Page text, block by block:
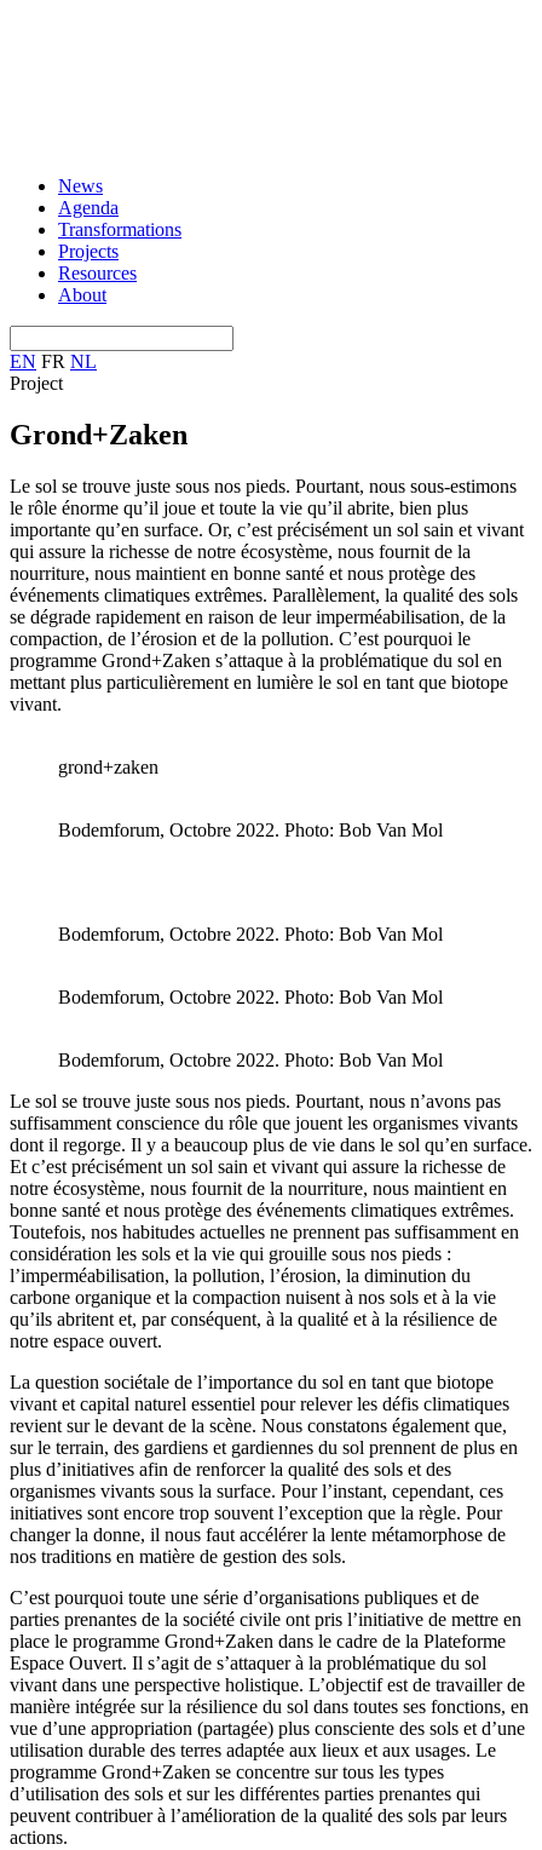
News
Agenda
Transformations
Projects
Resources
About
EN FR NL
Project
Grond+Zaken
Le sol se trouve juste sous nos pieds. Pourtant, nous sous-estimons
le rôle énorme qu’il joue et toute la vie qu’il abrite, bien plus
importante qu’en surface. Or, c’est précisément un sol sain et vivant
qui assure la richesse de notre écosystème, nous fournit de la
nourriture, nous maintient en bonne santé et nous protège des
événements climatiques extrêmes. Parallèlement, la qualité des sols
se dégrade rapidement en raison de leur imperméabilisation, de la
compaction, de l’érosion et de la pollution. C’est pourquoi le
programme Grond+Zaken s’attaque à la problématique du sol en
mettant plus particulièrement en lumière le sol en tant que biotope
vivant.
grond+zaken
Bodemforum, Octobre 2022. Photo: Bob Van Mol
Bodemforum, Octobre 2022. Photo: Bob Van Mol
Bodemforum, Octobre 2022. Photo: Bob Van Mol
Bodemforum, Octobre 2022. Photo: Bob Van Mol
Le sol se trouve juste sous nos pieds. Pourtant, nous n’avons pas
suffisamment conscience du rôle que jouent les organismes vivants
dont il regorge. Il y a beaucoup plus de vie dans le sol qu’en surface.
Et c’est précisément un sol sain et vivant qui assure la richesse de
notre écosystème, nous fournit de la nourriture, nous maintient en
bonne santé et nous protège des événements climatiques extrêmes.
Toutefois, nos habitudes actuelles ne prennent pas suffisamment en
considération les sols et la vie qui grouille sous nos pieds :
l’imperméabilisation, la pollution, l’érosion, la diminution du
carbone organique et la compaction nuisent à nos sols et à la vie
qu’ils abritent et, par conséquent, à la qualité et à la résilience de
notre espace ouvert.
La question sociétale de l’importance du sol en tant que biotope
vivant et capital naturel essentiel pour relever les défis climatiques
revient sur le devant de la scène. Nous constatons également que,
sur le terrain, des gardiens et gardiennes du sol prennent de plus en
plus d’initiatives afin de renforcer la qualité des sols et des
organismes vivants sous la surface. Pour l’instant, cependant, ces
initiatives sont encore trop souvent l’exception que la règle. Pour
changer la donne, il nous faut accélérer la lente métamorphose de
nos traditions en matière de gestion des sols.
C’est pourquoi toute une série d’organisations publiques et de
parties prenantes de la société civile ont pris l’initiative de mettre en
place le programme Grond+Zaken dans le cadre de la Plateforme
Espace Ouvert. Il s’agit de s’attaquer à la problématique du sol
vivant dans une perspective holistique. L’objectif est de travailler de
manière intégrée sur la résilience du sol dans toutes ses fonctions, en
vue d’une appropriation (partagée) plus consciente des sols et d’une
utilisation durable des terres adaptée aux lieux et aux usages. Le
programme Grond+Zaken se concentre sur tous les types
d’utilisation des sols et sur les différentes parties prenantes qui
peuvent contribuer à l’amélioration de la qualité des sols par leurs
actions.